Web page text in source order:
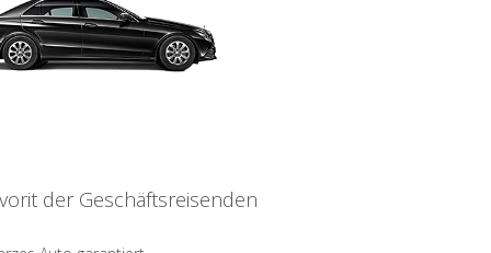
der Geschäftsreisenden